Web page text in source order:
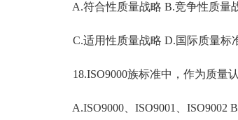
A.符合性质量战略 B.竞争性质量
C.适用性质量战略 D.国际质量标
18.ISO9000族标准中，作为质量
A.ISO9000、ISO9001、ISO9002